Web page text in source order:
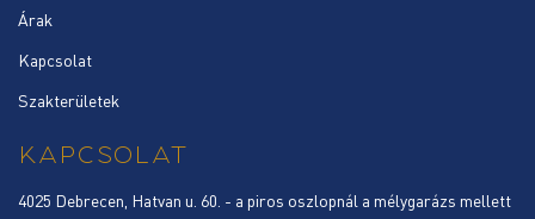
Árak
Kapcsolat
Szakterületek
KAPCSOLAT
4025 Debrecen, Hatvan u. 60. - a piros oszlopnál a mélygarázs mellett